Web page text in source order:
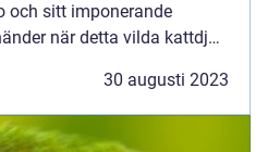
och sitt imponerande
när detta vilda kattdjur
30 augusti 2023